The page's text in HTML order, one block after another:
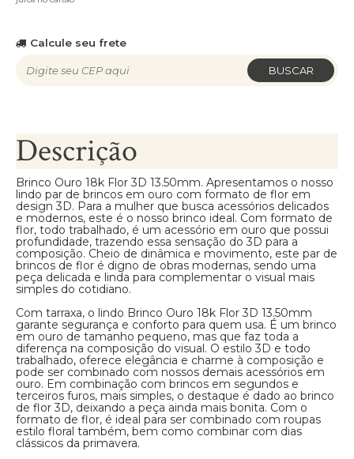
Calcule seu frete
BUSCAR
Descrição
Brinco Ouro 18k Flor 3D 13.50mm. Apresentamos o nosso
lindo par de brincos em ouro com formato de flor em
design 3D. Para a mulher que busca acessórios delicados
e modernos, este é o nosso brinco ideal. Com formato de
flor, todo trabalhado, é um acessório em ouro que possui
profundidade, trazendo essa sensação do 3D para a
composição. Cheio de dinâmica e movimento, este par de
brincos de flor é digno de obras modernas, sendo uma
peça delicada e linda para complementar o visual mais
simples do cotidiano.
Com tarraxa, o lindo Brinco Ouro 18k Flor 3D 13.50mm
garante segurança e conforto para quem usa. É um brinco
em ouro de tamanho pequeno, mas que faz toda a
diferença na composição do visual. O estilo 3D e todo
trabalhado, oferece elegância e charme à composição e
pode ser combinado com nossos demais acessórios em
ouro. Em combinação com brincos em segundos e
terceiros furos, mais simples, o destaque é dado ao brinco
de flor 3D, deixando a peça ainda mais bonita. Com o
formato de flor, é ideal para ser combinado com roupas
estilo floral também, bem como combinar com dias
clássicos da primavera.